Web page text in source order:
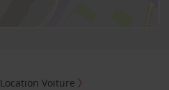
Location Voiture